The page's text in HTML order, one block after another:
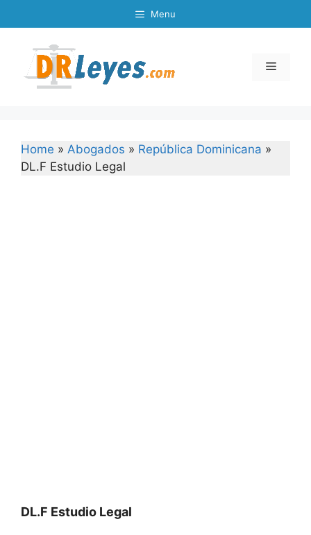
to
Menu
Menu
Home » Abogados » República Dominicana »
DL.F Estudio Legal
DL.F Estudio Legal